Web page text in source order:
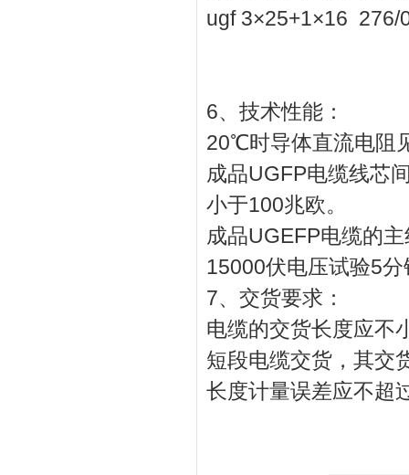
ugf 3×25+1×16
6、技术性能：
20℃时导体直流电阻
成品UGFP电缆线芯
小于100兆欧。
成品UGEFP电缆的
15000伏电压试验5
7、交货要求：
电缆的交货长度应不
短段电缆交货，其交
长度计量误差应不超